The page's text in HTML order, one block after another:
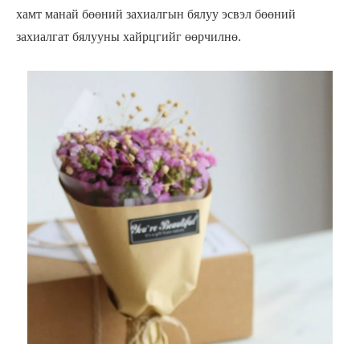
хамт манай бөөний захиалгын бялуу эсвэл бөөний
захиалгат бялууны хайрцгийг өөрчилнө.